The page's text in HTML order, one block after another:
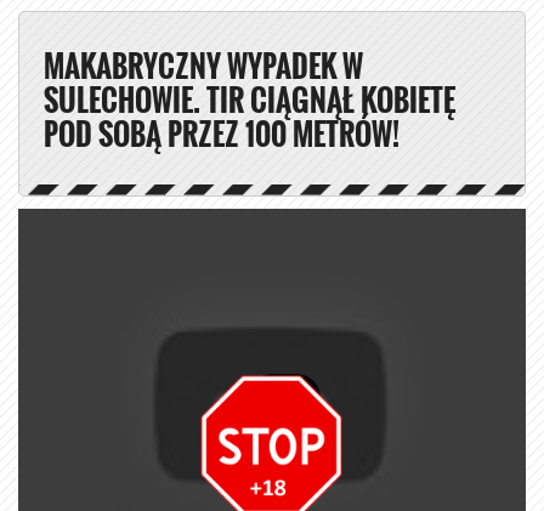
MAKABRYCZNY WYPADEK W
SULECHOWIE. TIR CIĄGNĄŁ KOBIETĘ
POD SOBĄ PRZEZ 100 METRÓW!